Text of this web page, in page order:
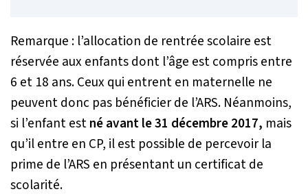
Remarque : l’allocation de rentrée scolaire est
réservée aux enfants dont l’âge est compris entre
6 et 18 ans. Ceux qui entrent en maternelle ne
peuvent donc pas bénéficier de l’ARS. Néanmoins,
si l’enfant estné avant le 31 décembre 2017, mais
qu’il entre en CP, il est possible de percevoir la
prime de l’ARS en présentant un certificat de
scolarité.